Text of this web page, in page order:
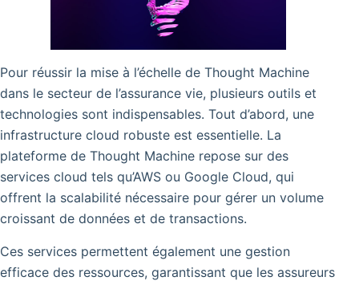
Pour réussir la mise à l’échelle de Thought Machine
dans le secteur de l’assurance vie, plusieurs outils et
technologies sont indispensables. Tout d’abord, une
infrastructure cloud robuste est essentielle. La
plateforme de Thought Machine repose sur des
services cloud tels qu’AWS ou Google Cloud, qui
offrent la scalabilité nécessaire pour gérer un volume
croissant de données et de transactions.
Ces services permettent également une gestion
efficace des ressources, garantissant que les assureurs